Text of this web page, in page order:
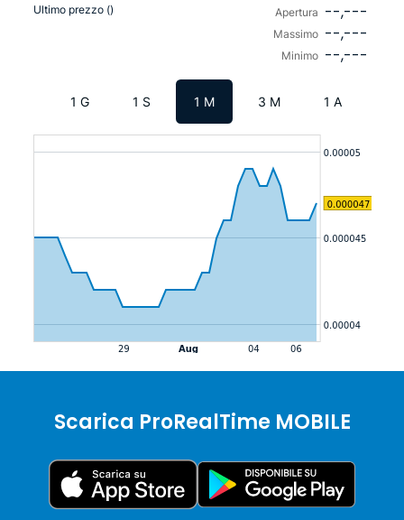
Ultimo prezzo () Apertura --,---
Massimo --,---
Minimo --,---
1 G 1 S 1 M 3 M 1 A
Scarica ProRealTime MOBILE